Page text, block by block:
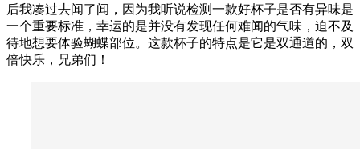
后我凑过去闻了闻，因为我听说检测一款好杯子是否有异味是
一个重要标准，幸运的是并没有发现任何难闻的气味，迫不及
待地想要体验蝴蝶部位。这款杯子的特点是它是双通道的，双
倍快乐，兄弟们！